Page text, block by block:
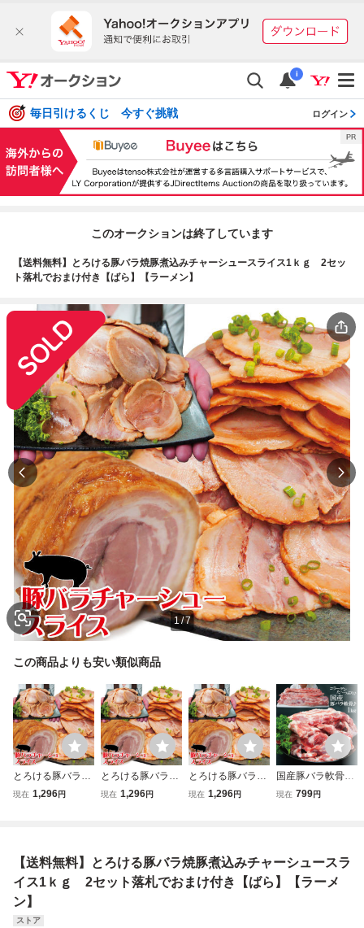
i
毎日引けるくじ 今すぐ挑戦 ログイン
このオークションは終了しています
【送料無料】とろける豚バラ焼豚煮込みチャーシュースライス1ｋｇ 2セッ
ト落札でおまけ付き【ばら】【ラーメン】
1/7
この商品よりも安い類似商品
とろける豚バラ焼
豚煮込みチャーシ
現在 1,296円
とろける豚バラ焼
豚煮込みチャーシ
現在 1,296円
とろける豚バラ焼
豚煮込みチャーシ
現在 1,296円
国産豚バラ軟骨1k
g冷凍 パイカ
現在 799円
【送料無料】とろける豚バラ焼豚煮込みチャーシュースラ
イス1ｋｇ 2セット落札でおまけ付き【ばら】【ラーメ
ン】
ストア